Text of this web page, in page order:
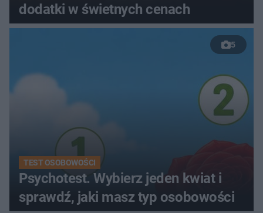
dodatki w świetnych cenach
5
TEST OSOBOWOŚCI
Psychotest. Wybierz jeden kwiat i
sprawdź, jaki masz typ osobowości